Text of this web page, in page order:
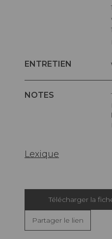
V:
ENTRETIEN
NOTES
Lexique
Télécharger la
Partager le lien